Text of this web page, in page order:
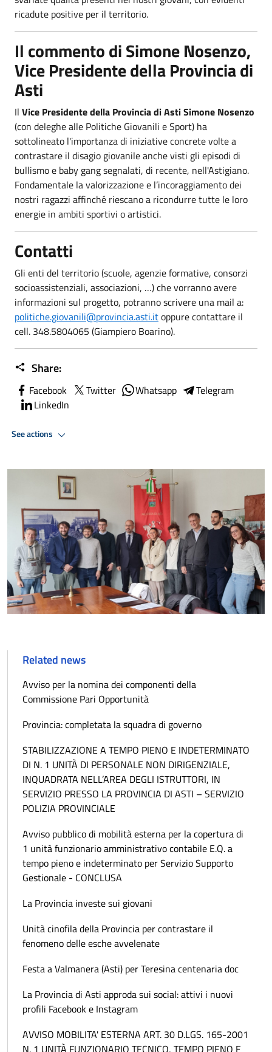
ricadute positive per il territorio.
Il commento di Simone Nosenzo,
Vice Presidente della Provincia di
Asti
Il Vice Presidente della Provincia di Asti Simone Nosenzo
(con deleghe alle Politiche Giovanili e Sport) ha
sottolineato l'importanza di iniziative concrete volte a
contrastare il disagio giovanile anche visti gli episodi di
bullismo e baby gang segnalati, di recente, nell'Astigiano.
Fondamentale la valorizzazione e l’incoraggiamento dei
nostri ragazzi affinché riescano a ricondurre tutte le loro
energie in ambiti sportivi o artistici.
Contatti
Gli enti del territorio (scuole, agenzie formative, consorzi
socioassistenziali, associazioni, …) che vorranno avere
informazioni sul progetto, potranno scrivere una mail a:
politiche.giovanili@provincia.asti.itoppure contattare il
cell. 348.5804065 (Giampiero Boarino).
Share:
Facebook Twitter Whatsapp
Telegram
LinkedIn
See actions
Related news
Avviso per la nomina dei componenti della
Commissione Pari Opportunità
Provincia: completata la squadra di governo
STABILIZZAZIONE A TEMPO PIENO E INDETERMINATO
DI N. 1 UNITÀ DI PERSONALE NON DIRIGENZIALE,
INQUADRATA NELL’AREA DEGLI ISTRUTTORI, IN
SERVIZIO PRESSO LA PROVINCIA DI ASTI – SERVIZIO
POLIZIA PROVINCIALE
Avviso pubblico di mobilità esterna per la copertura di
1 unità funzionario amministrativo contabile E.Q. a
tempo pieno e indeterminato per Servizio Supporto
Gestionale - CONCLUSA
La Provincia investe sui giovani
Unità cinofila della Provincia per contrastare il
fenomeno delle esche avvelenate
Festa a Valmanera (Asti) per Teresina centenaria doc
La Provincia di Asti approda sui social: attivi i nuovi
profili Facebook e Instagram
AVVISO MOBILITA' ESTERNA ART. 30 D.LGS. 165-2001
N. 1 UNITÀ FUNZIONARIO TECNICO, TEMPO PIENO E